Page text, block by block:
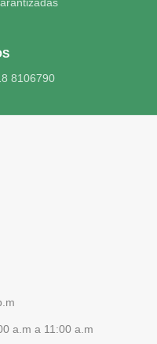
8106790
a.m a 11:00 a.m